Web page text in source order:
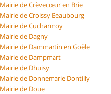
Mairie de Crèvecœur en Brie
Mairie de Croissy Beaubourg
Mairie de Cucharmoy
Mairie de Dagny
Mairie de Dammartin en Goële
Mairie de Dampmart
Mairie de Dhuisy
Mairie de Donnemarie Dontilly
Mairie de Doue